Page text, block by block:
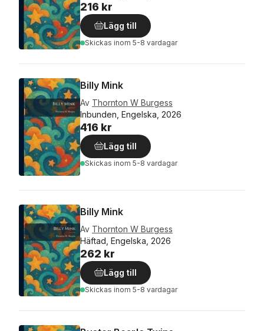
216 kr
Lägg till
Skickas inom 5-8 vardagar
Billy Mink
Av Thornton W Burgess
Inbunden, Engelska, 2026
416 kr
Lägg till
Skickas inom 5-8 vardagar
Billy Mink
Av Thornton W Burgess
Häftad, Engelska, 2026
262 kr
Lägg till
Skickas inom 5-8 vardagar